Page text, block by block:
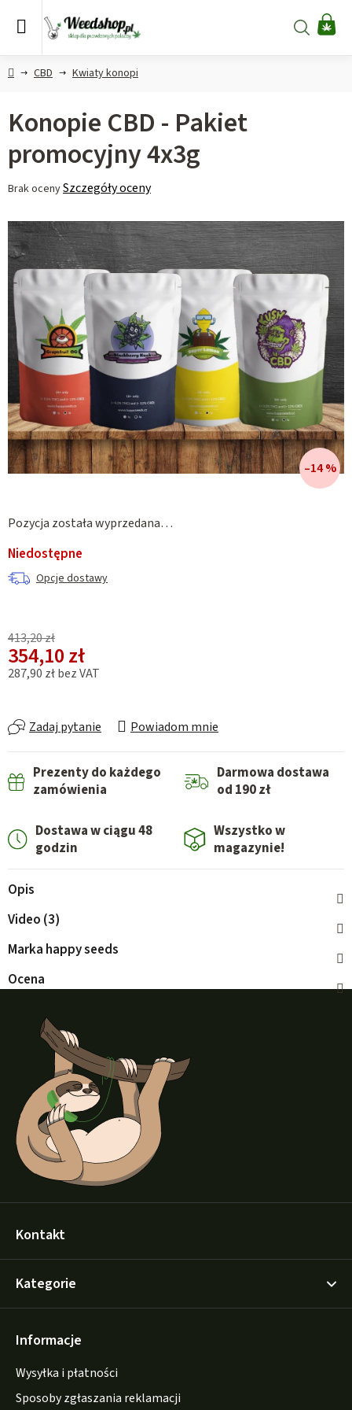
Szukaj
HomeCBD Kwiaty konopi
Pozycja została wyprzedana…
Niedostępne
Opcje dostawy
413,20 zł
354,10 zł
287,90 zł bez VAT
Zadaj pytanie Powiadom mnie
Konopie CBD - Pakiet
promocyjny 4x3g
Średnia
produktu
wynosi
0,0
na
gwiazdek.
Brak ocenySzczegóły oceny
–14 %
Prezenty do każdego
zamówienia
Darmowa dostawa
od 190 zł
Dostawa w ciągu 48
godzin
Wszystko w
magazynie!
Opis
Video (3)
Marka happy seeds
Ocena
S
Kontakt
Kategorie
Informacje
Wysyłka i płatności
Sposoby zgłaszania reklamacji